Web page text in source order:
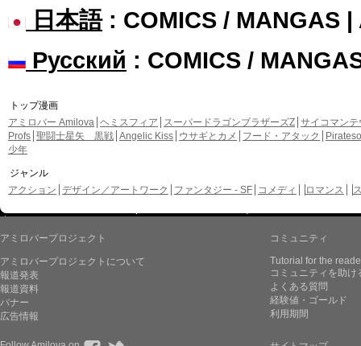
日本語: COMICS / MANGAS |
Русский : COMICS /
トップ漫画
アミロバー Amilova ヘミスフィア スーパードラゴンブラザーズZ サイコマンテ
Profs 聖闘士星矢 黒戦 Angelic Kiss ウサギとカメ フード・アタック
少年
ジャンル
アクション デザイン／アートワーク ファンタジー - SF コメディ ロマンス
アミロバープロジェクト
アミロバープロジェクトについて
報道発表
報道資料
バナー
広告情報
コミュニティ
Tutorial for the
コミュニティを助け
よくある質問
経験値・ゴールド
利用期間